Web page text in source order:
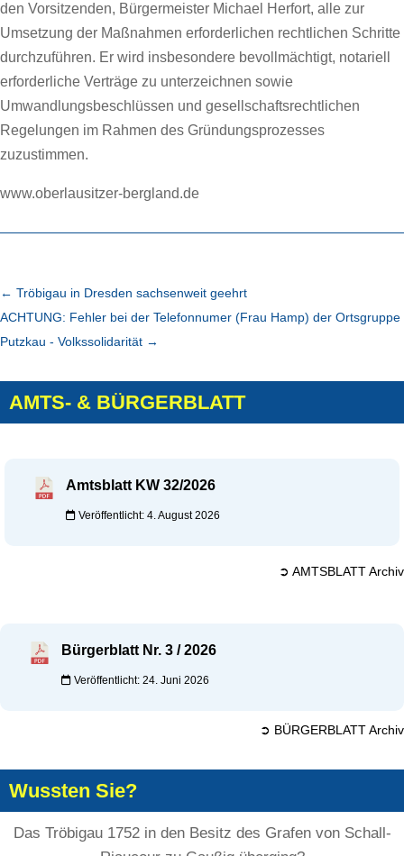
den Vorsitzenden, Bürgermeister Michael Herfort, alle zur
Umsetzung der Maßnahmen erforderlichen rechtlichen Schritte
durchzuführen. Er wird insbesondere bevollmächtigt, notariell
erforderliche Verträge zu unterzeichnen sowie
Umwandlungsbeschlüssen und gesellschaftsrechtlichen
Regelungen im Rahmen des Gründungsprozesses
zuzustimmen.
www.oberlausitzer-bergland.de
← Tröbigau in Dresden sachsenweit geehrt
ACHTUNG: Fehler bei der Telefonnumer (Frau Hamp) der Ortsgruppe
Putzkau - Volkssolidarität →
AMTS- & BÜRGERBLATT
Amtsblatt KW 32/2026
Veröffentlicht: 4. August 2026
➲ AMTSBLATT Archiv
Bürgerblatt Nr. 3 / 2026
Veröffentlicht: 24. Juni 2026
➲ BÜRGERBLATT Archiv
Wussten Sie?
Das Tröbigau 1752 in den Besitz des Grafen von Schall-